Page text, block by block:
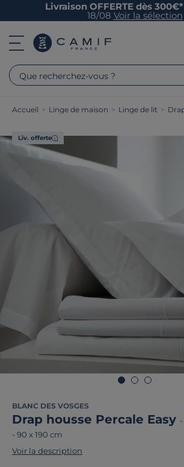
Livraison OFFERTE dès 300€*
18/08 Voir la sélection
Que recherchez-vous ?
Accueil > Linge de maison > Linge de lit >
Liv. offerte
BLANC DES VOSGES
Drap housse Percale Easy -
- 90 x 190 cm
Voir la description